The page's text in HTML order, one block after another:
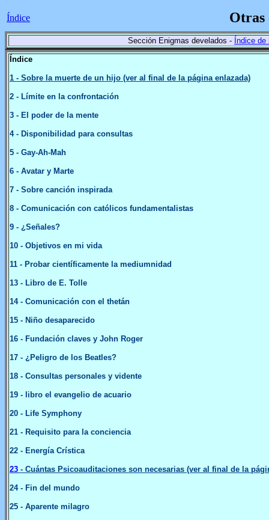
Índice Otras
Sección Enigmas develados - Índice
Índice
1 - Sobre la muerte de un hijo (ver al final de la página enlazada)
2 - Límite en la confrontación
3 - El poder de la mente
4- Disponibilidad para consultas
5 - Gay-Ah-Mah
6 - Avatar y Marte
7 - Sobre canción inspirada
8 - Comunicación con católicos fundamentalistas
9 - ¿Señales?
10 - Objetivos en mi vida
11 - Probar científicamente la mediumnidad
13 - Libro de E. Tolle
14- Comunicación con el thetán
15 - Niño desaparecido
16 - Fundación claves y John Roger
17 - ¿Peligro de los Beatles?
18 - Consultas personales y vidente
19 - libro el evangelio de acuario
20 - Life Symphony
21 - Requisito para la conciencia
22 - Energía Crística
23 - Cuántas Psicoauditaciones son necesarias (ver al final de la
24- Fin del mundo
25 - Aparente milagro